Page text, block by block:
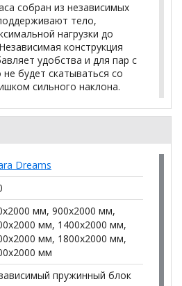
собран из независимых
тело,
нагрузки до
конструкция
удобства и для пар с
будет скатываться со
сильного наклона.
на синтепоне придает
хорошо вентилируется
круглый год.
мм;
20 мм;
пружин TFK (256 шт./м2);
20 мм;
Dreams
мм, 900x2000 мм,
мм, 1400x2000 мм,
мм, 1800x2000 мм,
мм
пружинный блок